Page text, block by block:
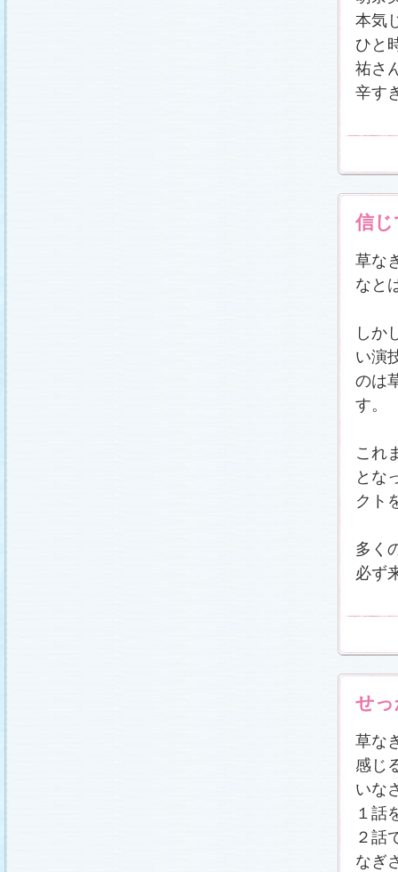
本気
ひと
祐さ
辛す
信
草な
なと
しか
い演
のは
す。
これ
とな
クト
多く
必ず
せっ
草な
感じ
いな
１話
２話
なぎ